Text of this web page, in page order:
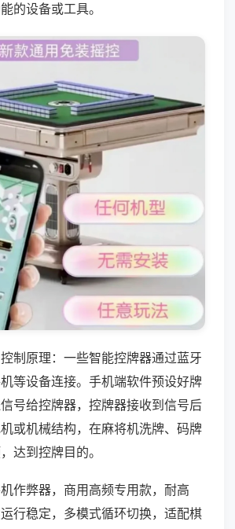
的设备或工具。
制原理：一些智能控牌器通过蓝牙
等设备连接。手机端软件预设好牌
号给控牌器，控牌器接收到信号后
或机械结构，在麻将机洗牌、码牌
达到控牌目的。
作弊器，商用高频专用款，耐高
行稳定，多模式循环切换，适配棋